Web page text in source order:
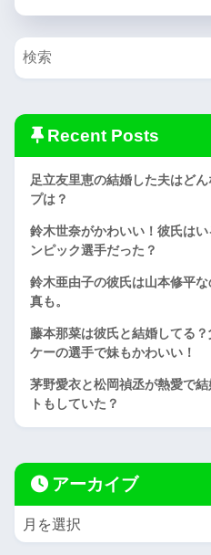
Recent Posts
足立友里恵の結婚した夫はど
プは？
鈴木世奈がかわいい！彼氏は
ンピック選手だった？
鈴木亜由子の彼氏は山本修平
真も。
藤本那菜は彼氏と結婚してる
ケーの選手で妹もかわいい！
茅野愛衣と松岡禎丞が熱愛で
トもしていた？
アーカイブ